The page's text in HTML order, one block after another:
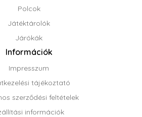
Polcok
Játéktárolók
Járókák
Információk
Impresszum
tájékoztató
szerződési feltételek
információk